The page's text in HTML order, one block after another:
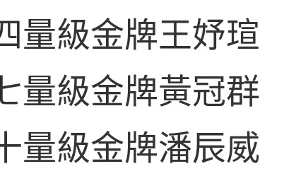
量級金牌王妤瑄
量級金牌黃冠群
量級金牌潘辰威